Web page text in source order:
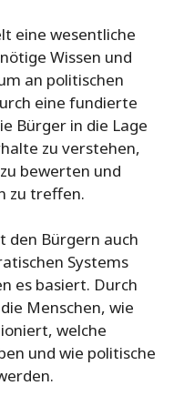
eine wesentliche
Wissen und
an politischen
eine fundierte
Bürger in die Lage
zu verstehen,
bewerten und
zu treffen.
den Bürgern auch
Systems
es basiert. Durch
Menschen, wie
welche
und wie politische